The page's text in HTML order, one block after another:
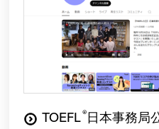
TOEFL®日本事務局